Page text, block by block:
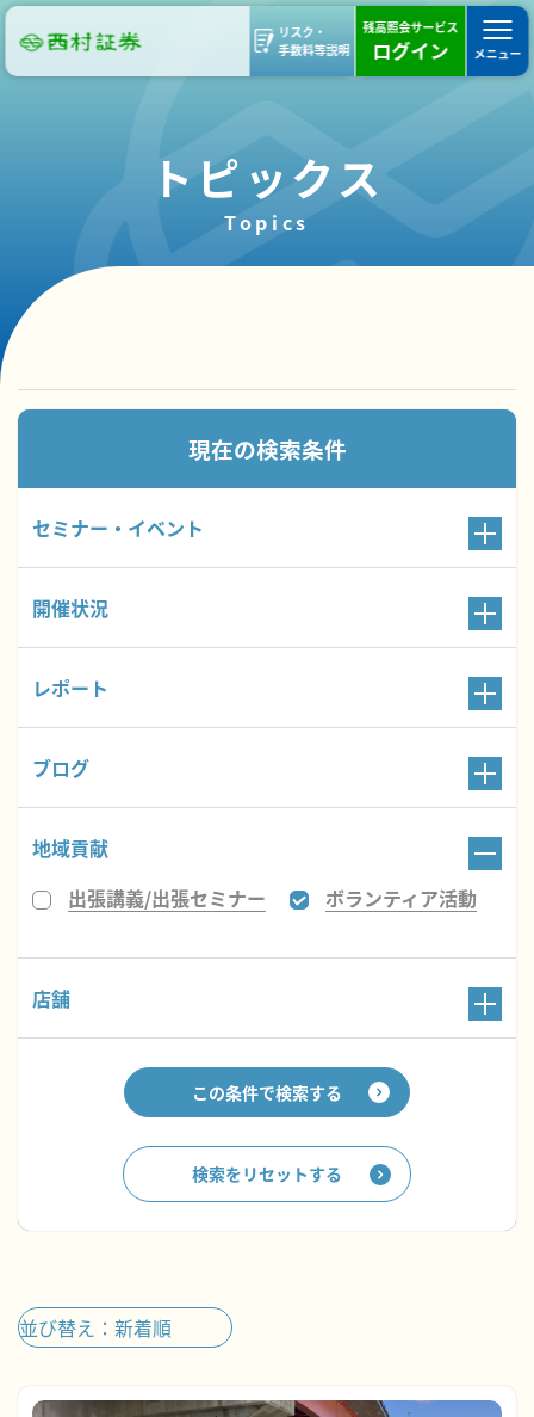
リスク・
手数料等説明
残高照会サービス
ログイン メニュー
トピックス
Topics
現在の検索条件
セミナー・イベント
開催状況
レポート
ブログ
地域貢献
出張講義/出張セミナー
ボランティア活動
店舗
この条件で検索する
検索をリセットする